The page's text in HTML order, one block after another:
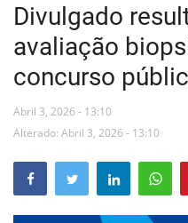
Início
Editais
Floriano
Mural de Licitações
Divulgado
avaliação
concurso
Abril 3, 2026 - 13:10
Alterado: Abril 3, 2026 - 13:10